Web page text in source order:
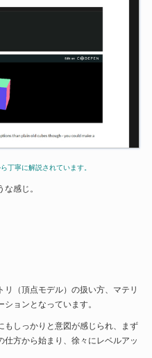
丁寧に解説されています。
感じ。
（頂点モデル）の扱い方、マテリ
ョンとなっています。
もしっかりと意図が感じられ、まず
方から始まり、徐々にレベルアッ